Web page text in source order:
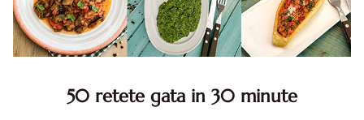
50 retete gata in 30 minute